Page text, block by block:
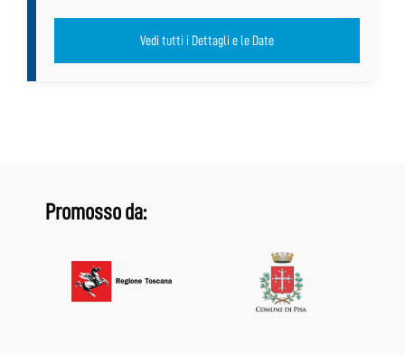
Vedi tutti i Dettagli e le Date
Promosso da: